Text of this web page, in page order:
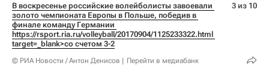
В воскресенье российские волейболисты завоевали
золото чемпионата Европы в Польше, победив в
https://rsport.ria.ru/volleyball/20170904/1125233322.html
target=_blank>со счетом 3-2
© РИА Новости / Антон Денисов Перейти в медиабанк
3 из 10